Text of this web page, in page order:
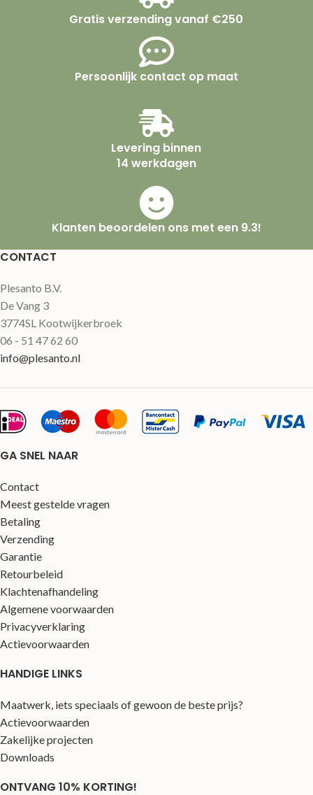
Gratis verzending vanaf €250
Persoonlijk contact op maat
Levering binnen
14 werkdagen
Klanten beoordelen ons met een 9.3!
CONTACT
Plesanto B.V.
De Vang 3
3774SL Kootwijkerbroek
06 - 51 47 62 60
info@plesanto.nl
GA SNEL NAAR
Contact
Meest gestelde vragen
Betaling
Verzending
Garantie
Retourbeleid
Klachtenafhandeling
Algemene voorwaarden
Privacyverklaring
Actievoorwaarden
HANDIGE LINKS
Maatwerk, iets speciaals of gewoon de beste prijs?
Actievoorwaarden
Zakelijke projecten
Downloads
ONTVANG 10% KORTING!